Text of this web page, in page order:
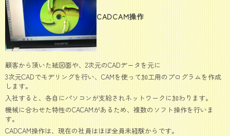
CADCAM操作
顧客から頂いた紙図面や、2次元のCADデータを元に
3次元CADでモデリングを行い、CAMを使って加工用のプログラムを作成
します。
入社すると、各自にパソコンが支給されネットワークに加わります。
機械に合わせた特性のCACAMがあるため、複数のソフト操作を行いま
す。
CADCAM操作は、現在の社員はほぼ全員未経験からです。